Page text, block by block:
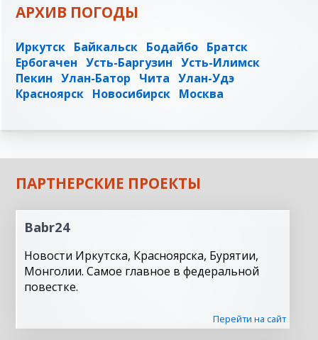
АРХИВ ПОГОДЫ
Иркутск Байкальск Бодайбо Братск
Ербогачен Усть-Баргузин Усть-Илимск
Пекин Улан-Батор Чита Улан-Удэ
Красноярск Новосибирск Москва
ПАРТНЕРСКИЕ ПРОЕКТЫ
Babr24
Новости Иркутска, Красноярска, Бурятии,
Монголии. Самое главное в федеральной
повестке.
Перейти на сайт